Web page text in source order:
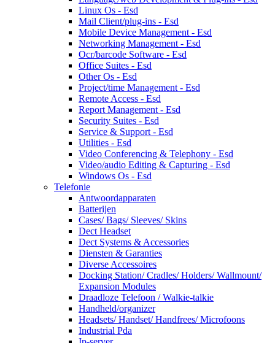
Linux Os - Esd
Mail Client/plug-ins - Esd
Mobile Device Management - Esd
Networking Management - Esd
Ocr/barcode Software - Esd
Office Suites - Esd
Other Os - Esd
Project/time Management - Esd
Remote Access - Esd
Report Management - Esd
Security Suites - Esd
Service & Support - Esd
Utilities - Esd
Video Conferencing & Telephony - Esd
Video/audio Editing & Capturing - Esd
Windows Os - Esd
Telefonie
Antwoordapparaten
Batterijen
Cases/ Bags/ Sleeves/ Skins
Dect Headset
Dect Systems & Accessories
Diensten & Garanties
Diverse Accessoires
Docking Station/ Cradles/ Holders/ Wallmount/
Expansion Modules
Draadloze Telefoon / Walkie-talkie
Handheld/organizer
Headsets/ Handset/ Handfrees/ Microfoons
Industrial Pda